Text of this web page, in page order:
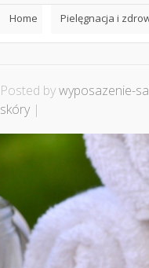
Home Pielęgnacja i
Posted bywyposazenie-
skóry|